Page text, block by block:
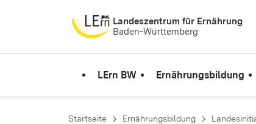
Zum Inhalt springenLandeszentrum für Ernährung
Baden-Württemberg
LErn BW Ernährungsbildung
Startseite Ernährungsbildung